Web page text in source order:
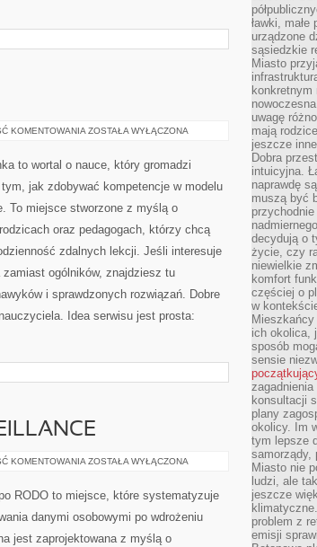
KOMENTOWANIA EDUKACJA
ZOSTAŁA WYŁĄCZONA
to wortal o nauce, który gromadzi
jak zdobywać kompetencje w modelu
To miejsce stworzone z myślą o
oraz pedagogach, którzy chcą
zdalnych lekcji. Jeśli interesuje
ogólników, znajdziesz tu
i sprawdzonych rozwiązań. Dobre
Idea serwisu jest prosta:
KOMENTOWANIA MONITOROWANIE
ZOSTAŁA WYŁĄCZONA
RODO to miejsce, które systematyzuje
danymi osobowymi po wdrożeniu
jest zaprojektowana z myślą o
ławki,
urządzone
sąsiedzkie
Miasto
uwagę
mają
jeszcze
Dobra
intuicyjna.
naprawdę
muszą być
decydują o
życie, czy
niewielkie
komfort
częściej o
w
ich okolica,
sposób
sensie
konsultacji
plany
okolicy. Im
tym lepsze
samorządy,
Miasto nie
ludzi, ale
jeszcze
problem z
emisji